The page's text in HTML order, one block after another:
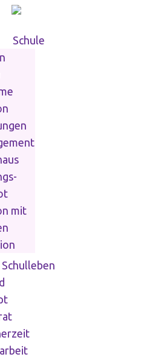
Schule
mit
Schulleben